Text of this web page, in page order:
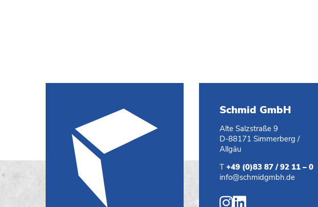
Schmid GmbH
Alte Salzstraße 9
D-88171 Simmerberg /
Allgäu
T+49 (0)83 87 / 92 11 – 0
info@schmidgmbh.de